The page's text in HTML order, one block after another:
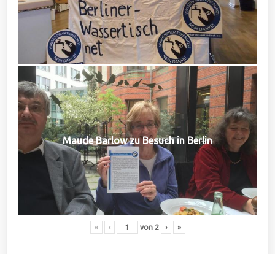
Maude Barlow zu Besuch in Berlin
« ‹ von 2 › »